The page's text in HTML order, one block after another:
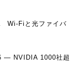
Wi-Fiと光ファイバ
― NVIDIA 1000社超